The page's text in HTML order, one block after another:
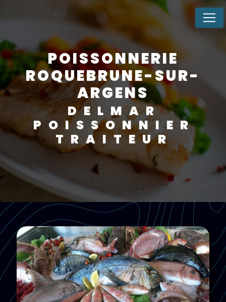
POISSONNERIE
ROQUEBRUNE-SUR-
ARGENS
DELMAR
POISSONNIER
TRAITEUR
Panneau de gestion des cookies